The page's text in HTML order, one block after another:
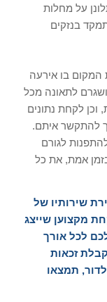
על מחלות
בנזקים
המקום בו אירעה
לתאונה מכל
וכן לקחת נתונים
להתקשר איתם.
לגורם
אמת, את כל
שירותיו של
מקצוען שייצג
לכל אורך
זכאות
תמצאו